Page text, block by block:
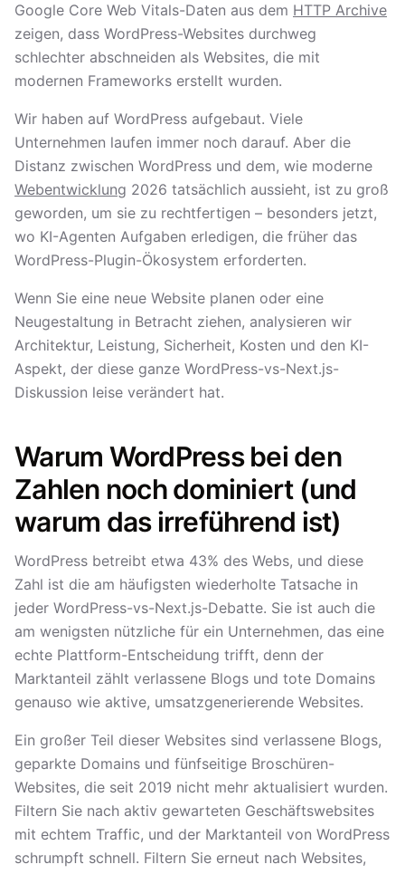
Google Core Web Vitals-Daten aus dem HTTP Archive
zeigen, dass WordPress-Websites durchweg
schlechter abschneiden als Websites, die mit
modernen Frameworks erstellt wurden.
Wir haben auf WordPress aufgebaut. Viele
Unternehmen laufen immer noch darauf. Aber die
Distanz zwischen WordPress und dem, wie moderne
Webentwicklung 2026 tatsächlich aussieht, ist zu groß
geworden, um sie zu rechtfertigen – besonders jetzt,
wo KI-Agenten Aufgaben erledigen, die früher das
WordPress-Plugin-Ökosystem erforderten.
Wenn Sie eine neue Website planen oder eine
Neugestaltung in Betracht ziehen, analysieren wir
Architektur, Leistung, Sicherheit, Kosten und den KI-
Aspekt, der diese ganze WordPress-vs-Next.js-
Diskussion leise verändert hat.
Warum WordPress bei den
Zahlen noch dominiert (und
warum das irreführend ist)
WordPress betreibt etwa 43% des Webs, und diese
Zahl ist die am häufigsten wiederholte Tatsache in
jeder WordPress-vs-Next.js-Debatte. Sie ist auch die
am wenigsten nützliche für ein Unternehmen, das eine
echte Plattform-Entscheidung trifft, denn der
Marktanteil zählt verlassene Blogs und tote Domains
genauso wie aktive, umsatzgenerierende Websites.
Ein großer Teil dieser Websites sind verlassene Blogs,
geparkte Domains und fünfseitige Broschüren-
Websites, die seit 2019 nicht mehr aktualisiert wurden.
Filtern Sie nach aktiv gewarteten Geschäftswebsites
mit echtem Traffic, und der Marktanteil von WordPress
schrumpft schnell. Filtern Sie erneut nach Websites,